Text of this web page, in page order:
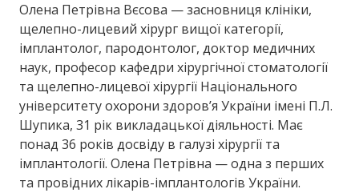
Олена Петрівна Вєсова — засновниця клініки,
щелепно-лицевий хірург вищої категорії,
імплантолог, пародонтолог, доктор медичних
наук, професор кафедри хірургічної стоматології
та щелепно-лицевої хірургії Національного
університету охорони здоров’я України імені П.Л.
Шупика, 31 рік викладацької діяльності. Має
понад 36 років досвіду в галузі хірургії та
імплантології. Олена Петрівна — одна з перших
та провідних лікарів-імплантологів України.